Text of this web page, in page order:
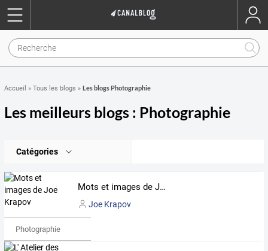
Accueil » Tous les blogs » Les blogs Photographie
Les meilleurs blogs : Photographie
Catégories
Mots et images de Joe Krapov
Joe Krapov
Photographie